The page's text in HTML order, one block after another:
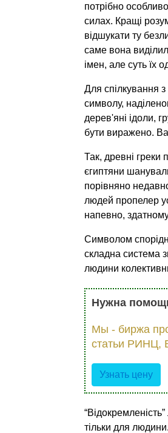
потрібно
силах. Кращі
відшукати ту
саме вона
імен, але суть їх
Для спілкування
символу,
дерев'яні ідоли,
бути виражено.
Так, древні греки
єгиптяни
порівняно
людей пропелер
напевно,
Символом
складна система
людини
Нужна
Мы - биржа
статьи РИНЦ,
Узнать цену
тільки для